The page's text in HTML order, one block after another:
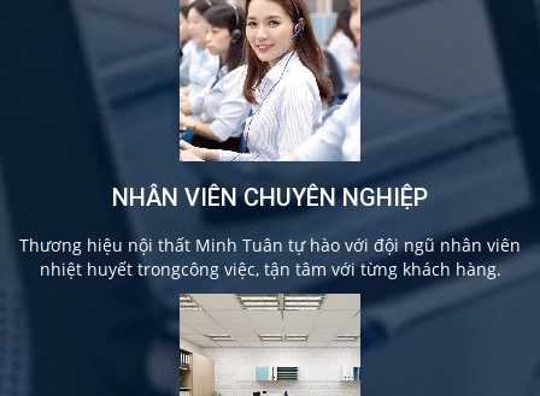
NHÂN VIÊN CHUYÊN NGHIỆP
Thương hiệu nội thất Minh Tuân tự hào với đội ngũ nhân viên
nhiệt huyết trongcông việc, tận tâm với từng khách hàng.